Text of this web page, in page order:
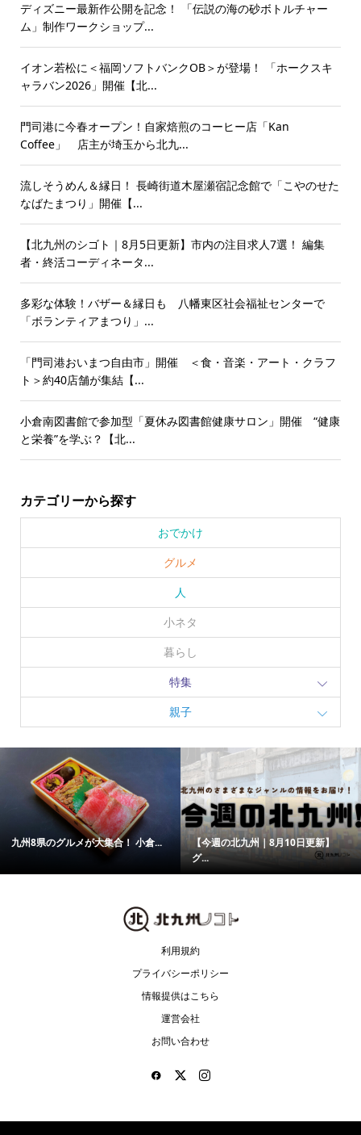
ディズニー最新作公開を記念！ 「伝説の海の砂ボトルチャー
ム」制作ワークショップ...
イオン若松に＜福岡ソフトバンクOB＞が登場！ 「ホークスキ
ャラバン2026」開催【北...
門司港に今春オープン！自家焙煎のコーヒー店「Kan
Coffee」 店主が埼玉から北九...
流しそうめん＆縁日！ 長崎街道木屋瀬宿記念館で「こやのせた
なばたまつり」開催【...
【北九州のシゴト｜8月5日更新】市内の注目求人7選！ 編集
者・終活コーディネータ...
多彩な体験！バザー＆縁日も 八幡東区社会福祉センターで
「ボランティアまつり」...
「門司港おいまつ自由市」開催 ＜食・音楽・アート・クラフ
ト＞約40店舗が集結【...
小倉南図書館で参加型「夏休み図書館健康サロン」開催 “健康
と栄養”を学ぶ？【北...
カテゴリーから探す
おでかけ
グルメ
人
小ネタ
暮らし
特集
親子
九州8県のグルメが大集合！ 小倉...
【今週の北九州｜8月10日更新】
グ...
利用規約
プライバシーポリシー
情報提供はこちら
運営会社
お問い合わせ